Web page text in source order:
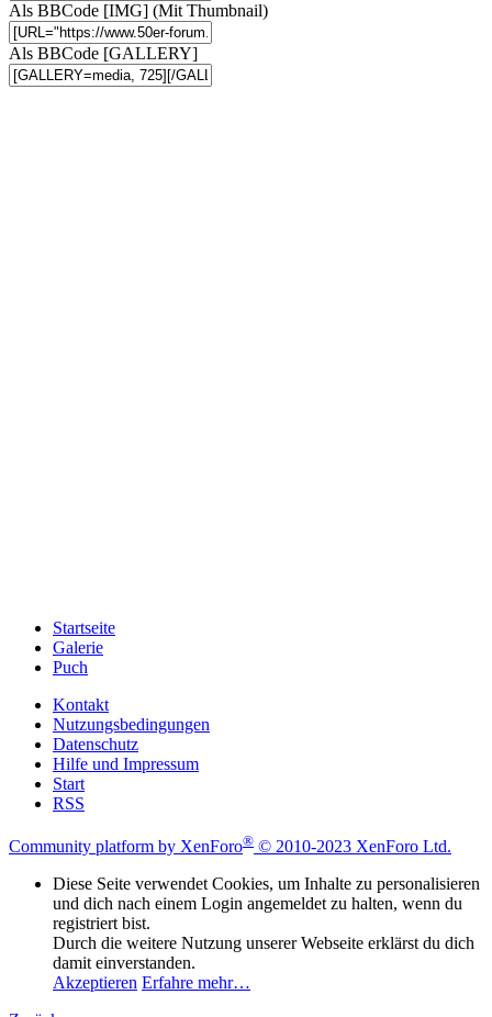
Als BBCode [IMG] (Mit Thumbnail)
Als BBCode [GALLERY]
Startseite
Galerie
Puch
Kontakt
Nutzungsbedingungen
Datenschutz
Hilfe und Impressum
Start
RSS
Community platform by XenForo® © 2010-2023 XenForo Ltd.
Diese Seite verwendet Cookies, um Inhalte zu personalisieren
und dich nach einem Login angemeldet zu halten, wenn du
registriert bist.
Durch die weitere Nutzung unserer Webseite erklärst du dich
damit einverstanden.
Akzeptieren Erfahre mehr…